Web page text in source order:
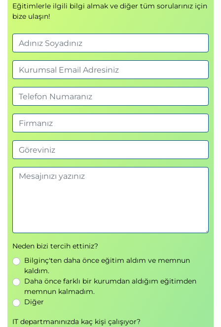
Eğitimlerle ilgili bilgi almak ve diğer tüm sorularınız için
bize ulaşın!
Neden bizi tercih ettiniz?
Bilginç'ten daha önce eğitim aldım ve memnun
kaldım.
Daha önce farklı bir kurumdan aldığım eğitimden
memnun kalmadım.
Diğer
IT departmanınızda kaç kişi çalışıyor?